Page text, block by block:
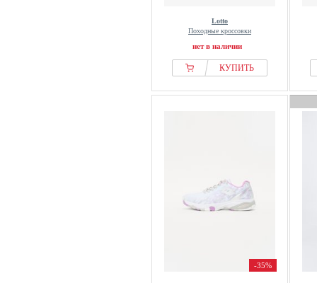
Lotto
Походные кроссовки
нет в наличии
КУПИТЬ
-35%